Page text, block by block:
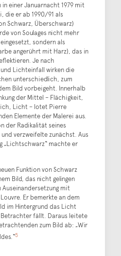
in einer Januarnacht 1979 mit
die er ab 1990/91 als
Schwarz, Überschwarz)
von Soulages nicht mehr
sondern als
angerührt mit Harz), das in
Je nach
Lichteinfall wirken die
unterschiedlich, zum
Bild vorbeigeht. Innerhalb
der Mittel – Flächigkeit,
Licht – lotet Pierre
Elemente der Malerei aus.
der Radikalität seines
verzweifelte zunächst. Aus
„Lichtschwarz“ machte er
Funktion von Schwarz
Bild, das nicht gelingen
mit
Er bemerkte an dem
im Hintergrund das Licht
fällt. Daraus leitete
zum Bild ab: „Wir
5